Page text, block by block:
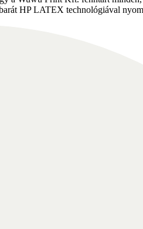
HP LATEX technológiával